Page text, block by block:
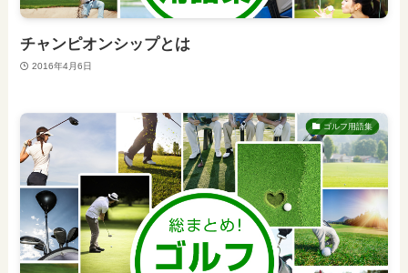
チャンピオンシップとは
2016年4月6日
ゴルフ用語集